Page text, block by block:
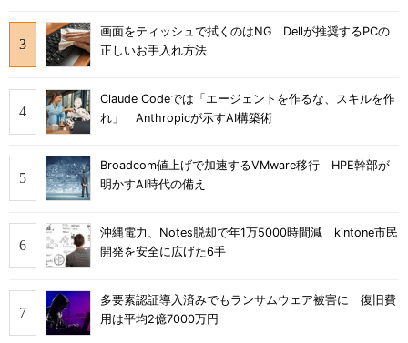
画面をティッシュで拭くのはNG Dellが推奨するPCの
正しいお手入れ方法
Claude Codeでは「エージェントを作るな、スキルを作
れ」 Anthropicが示すAI構築術
Broadcom値上げで加速するVMware移行 HPE幹部が
明かすAI時代の備え
沖縄電力、Notes脱却で年1万5000時間減 kintone市民
開発を安全に広げた6手
多要素認証導入済みでもランサムウェア被害に 復旧費
用は平均2億7000万円